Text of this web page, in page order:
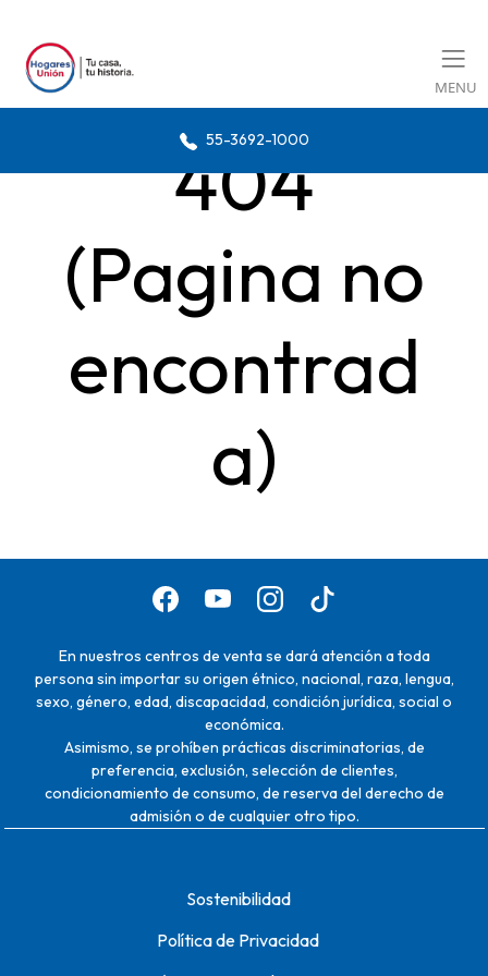
MENU
55-3692-1000
404
(Pagina no
encontrad
a)
En nuestros centros de venta se dará atención a toda
persona sin importar su origen étnico, nacional, raza, lengua,
sexo, género, edad, discapacidad, condición jurídica, social o
económica.
Asimismo, se prohíben prácticas discriminatorias, de
preferencia, exclusión, selección de clientes,
condicionamiento de consumo, de reserva del derecho de
admisión o de cualquier otro tipo.
Sostenibilidad
Política de Privacidad